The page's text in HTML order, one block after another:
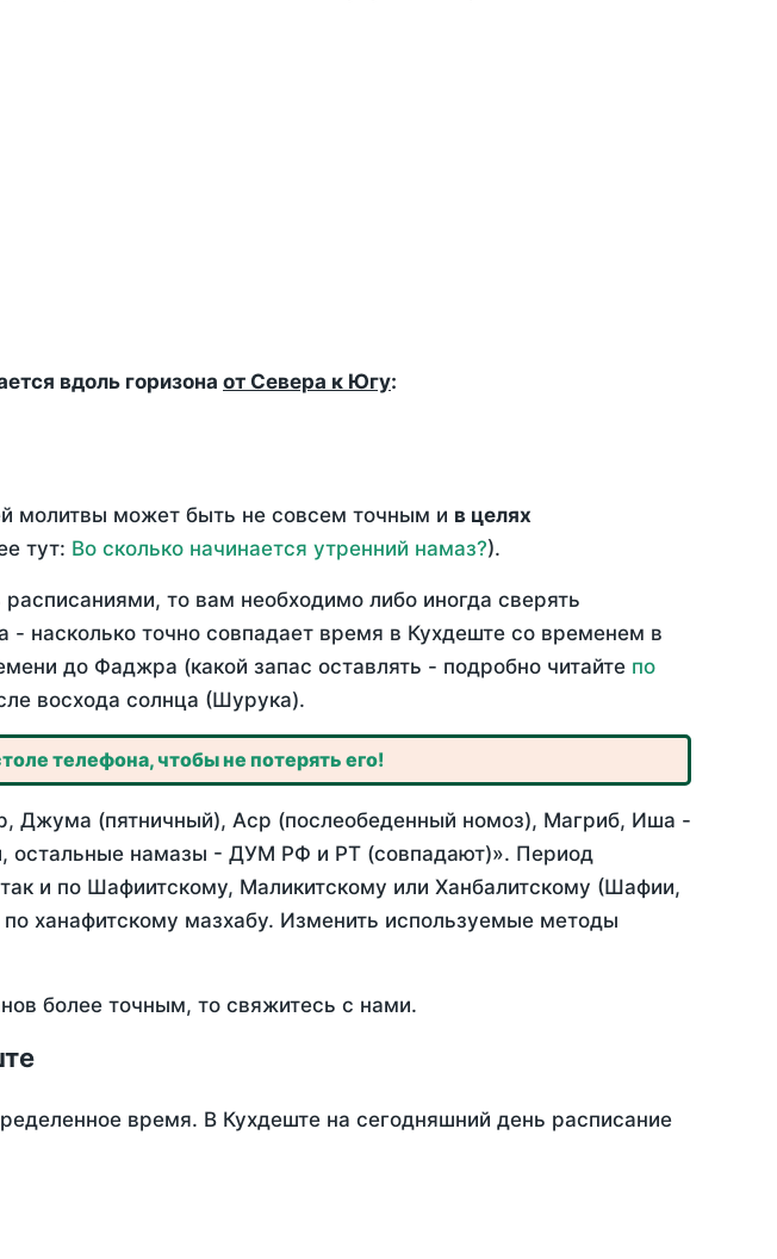
вдоль горизона от Севера к Югу:
молитвы может быть не совсем точным и в целях
тут: Во сколько начинается утренний намаз?).
то вам необходимо либо иногда сверять
- насколько точно совпадает время в Кухдеште со временем в
до Фаджра (какой запас оставлять - подробно читайте по
восхода солнца (Шурука).
телефона, чтобы не потерять его!
Джума (пятничный), Аср (послеобеденный номоз), Магриб, Иша -
остальные намазы - ДУМ РФ и РТ (совпадают)». Период
и по Шафиитскому, Маликитскому или Ханбалитскому (Шафии,
ханафитскому мазхабу. Изменить используемые методы
более точным, то свяжитесь с нами.
время. В Кухдеште на сегодняшний день расписание